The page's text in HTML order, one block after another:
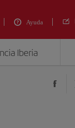
Ayuda
Iberia